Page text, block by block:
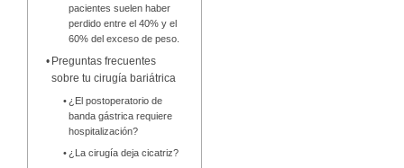
pacientes suelen haber
perdido entre el 40% y el
60% del exceso de peso.
Preguntas frecuentes
sobre tu cirugía bariátrica
¿El postoperatorio de
banda gástrica requiere
hospitalización?
¿La cirugía deja cicatriz?